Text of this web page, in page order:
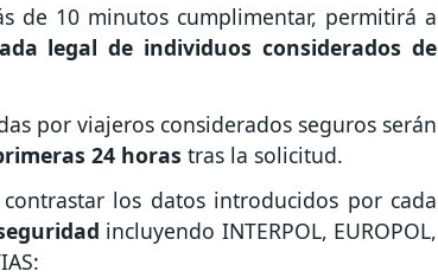
de 10 minutos cumplimentar, permitirá a
legal de individuos considerados de
por viajeros considerados seguros serán
24 horas tras la solicitud.
los datos introducidos por cada
incluyendo INTERPOL, EUROPOL,